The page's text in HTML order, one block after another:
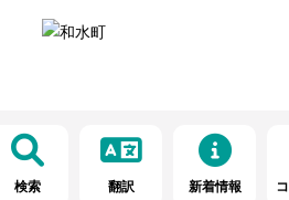
検索 翻訳 新着情報